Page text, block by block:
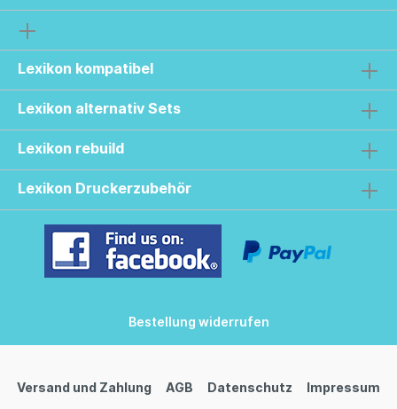
Lexikon kompatibel
Lexikon alternativ Sets
Lexikon rebuild
Lexikon Druckerzubehör
Bestellung widerrufen
Versand und Zahlung AGB Datenschutz Impressum